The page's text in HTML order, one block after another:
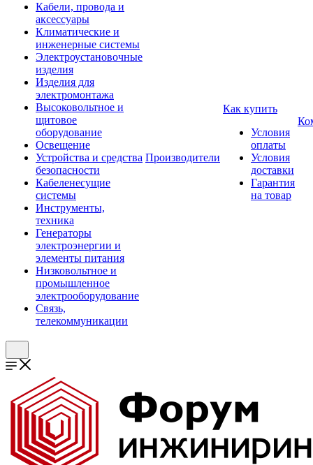
Кабели, провода и
аксессуары
Климатические и
инженерные системы
Электроустановочные
изделия
Изделия для
электромонтажа
Высоковольтное и
щитовое
оборудование
Освещение
Устройства и средства
безопасности
Кабеленесущие
системы
Инструменты,
техника
Генераторы
электроэнергии и
элементы питания
Низковольтное и
промышленное
электрооборудование
Связь,
телекоммуникации
Производители
Как купить
Условия
оплаты
Условия
доставки
Гарантия
на товар